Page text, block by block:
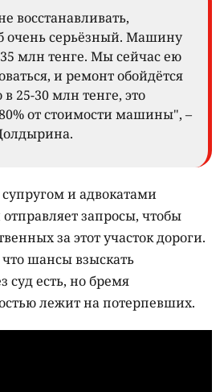
восстанавливать,
очень серьёзный. Машину
млн тенге. Мы сейчас ею
и ремонт обойдётся
25-30 млн тенге, это
от стоимости машины", –
и адвокатами
запросы, чтобы
за этот участок дороги.
шансы взыскать
суд есть, но бремя
лежит на потерпевших.